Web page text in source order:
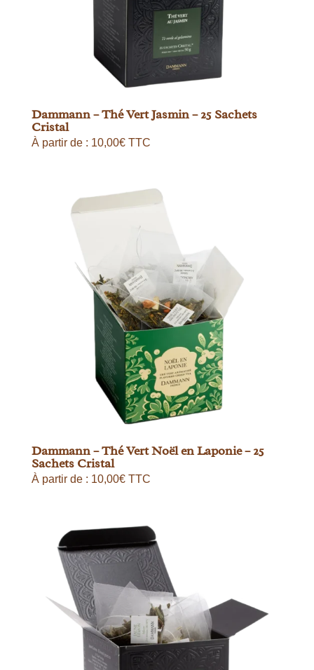
Dammann – Thé Vert Jasmin – 25 Sachets
Cristal
À partir de : 10,00€TTC
Dammann – Thé Vert Noël en Laponie – 25
Sachets Cristal
À partir de : 10,00€TTC